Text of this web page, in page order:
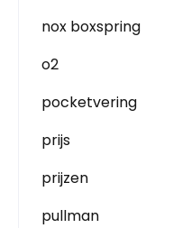
nox boxspring
o2
pocketvering
prijs
prijzen
pullman